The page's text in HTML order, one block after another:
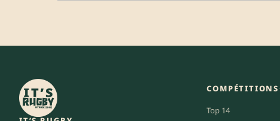
COMPÉTITIONS
Top 14